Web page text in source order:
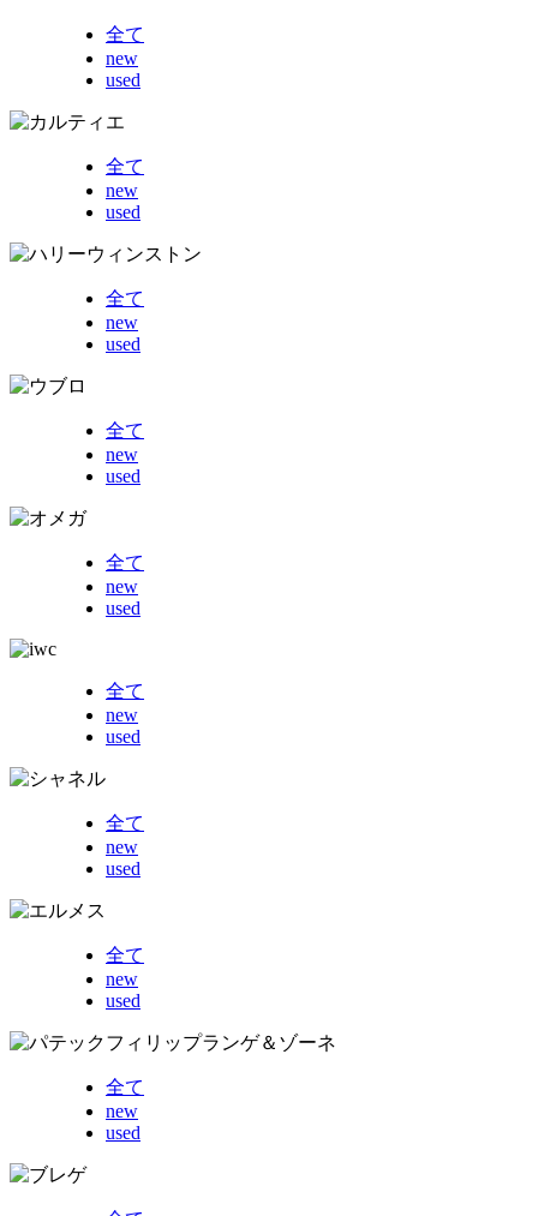
全て
new
used
全て
new
used
全て
new
used
全て
new
used
全て
new
used
全て
new
used
全て
new
used
全て
new
used
全て
new
used